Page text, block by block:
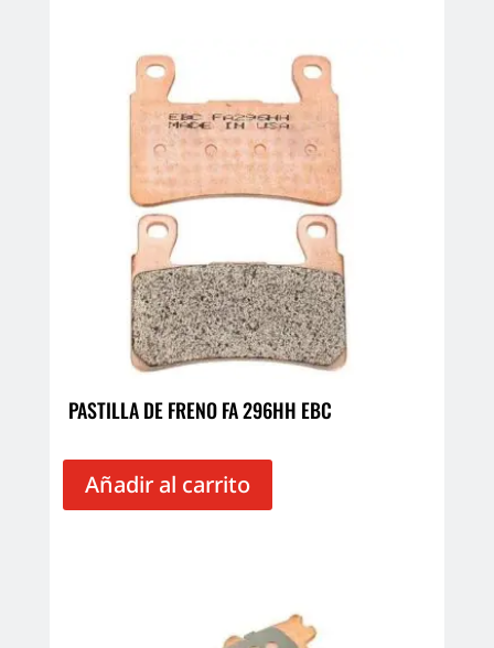
PASTILLA DE FRENO FA 296HH EBC
Añadir al carrito